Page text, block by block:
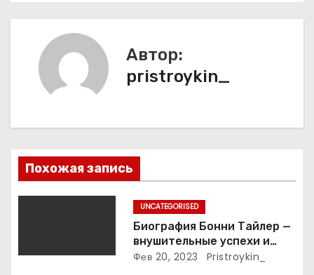
г
п
о
а
Автор:
pristroykin_
Похожая запись
UNCATEGORISED
Биография Бонни Тайлер —
внушительные успехи и
интимные подробности
Фев 20, 2023 Pristroykin_